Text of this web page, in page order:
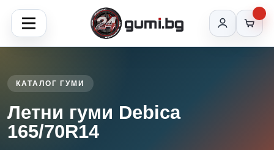
КАТАЛОГ ГУМИ
Летни гуми Debica
165/70R14